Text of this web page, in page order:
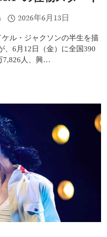
2026年6月13日
ル・ジャクソンの半生を描
、6月12日（金）に全国390
7,826人、興…